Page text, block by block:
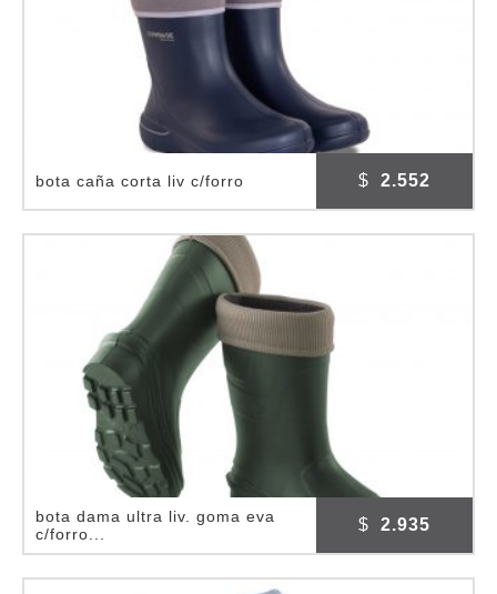
bota caña corta liv c/forro $ 2.552
bota dama ultra liv. goma eva
c/forro...
$ 2.935